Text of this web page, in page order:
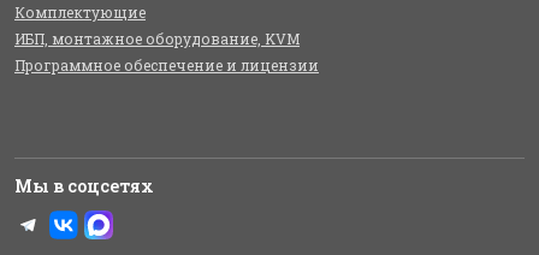
Комплектующие
ИБП, монтажное оборудование, KVM
Программное обеспечение и лицензии
Мы в соцсетях